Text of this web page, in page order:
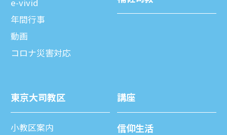
e-vivid
年間⾏事
動画
コロナ災害対応
東京⼤司教区
⼩教区案内
講座
信仰⽣活